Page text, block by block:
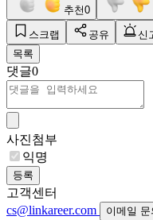
추천0
스크랩 공유
신
목록
댓글0
사진첨부
익명
등록
고객센터
cs@linkareer.com
이메일 문